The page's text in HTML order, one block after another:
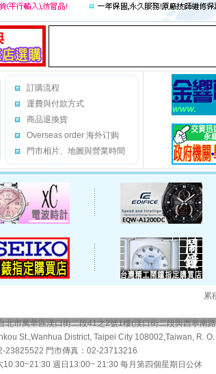
訂購流程
運費與付款方式
商品退換貨
Overseas order 海外订购
門市相片、地圖與營業時間
累
北市萬華區漢口街二段41之2號1樓(漢口街二段與西寧南
St.,Wanhua District, Taipei City 108002,Taiwan, R. O.
23825522 門市傳真：02-23713216
10:30~21:30 週日13:00~ 21:30 每月第四個星期日公休